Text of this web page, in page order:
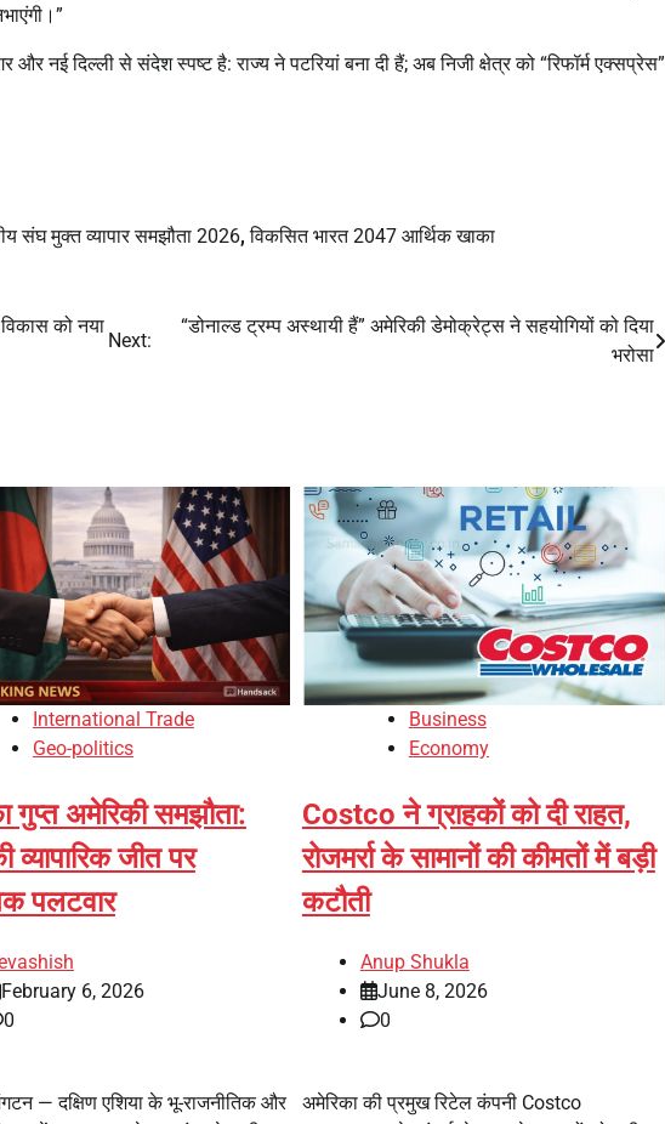
नई दिल्ली से संदेश स्पष्ट है: राज्य ने पटरियां बना दी हैं; अब निजी क्षेत्र को “रिफॉर्म एक्सप्रेस”
संघ मुक्त व्यापार समझौता 2026,विकसित भारत 2047 आर्थिक खाका
को नया
Next:
“डोनाल्ड ट्रम्प अस्थायी हैं” अमेरिकी डेमोक्रेट्स ने सहयोगियों को दिया
भरोसा
International Trade
Geo-politics
गुप्त अमेरिकी समझौता:
व्यापारिक जीत पर
पलटवार
February 6, 2026
0
— दक्षिण एशिया के भू-राजनीतिक और
Business
Economy
Costco ने ग्राहकों को दी राहत,
रोजमर्रा के सामानों की कीमतों में बड़ी
कटौती
Anup Shukla
June 8, 2026
0
अमेरिका की प्रमुख रिटेल कंपनी Costco